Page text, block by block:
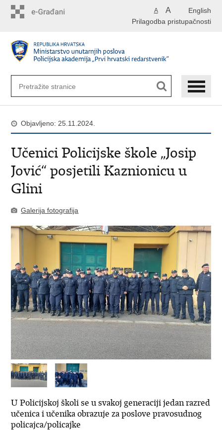
English
A A
Prilagodba pristupačnosti
Objavljeno: 25.11.2024.
Učenici Policijske škole „Josip
Jović“ posjetili Kaznionicu u
Glini
Galerija fotografija
U Policijskoj školi se u svakoj generaciji jedan razred
učenica i učenika obrazuje za poslove pravosudnog
policajca/policajke